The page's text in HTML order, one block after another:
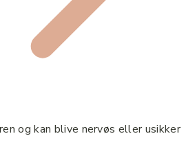
og kan blive nervøs eller usikker